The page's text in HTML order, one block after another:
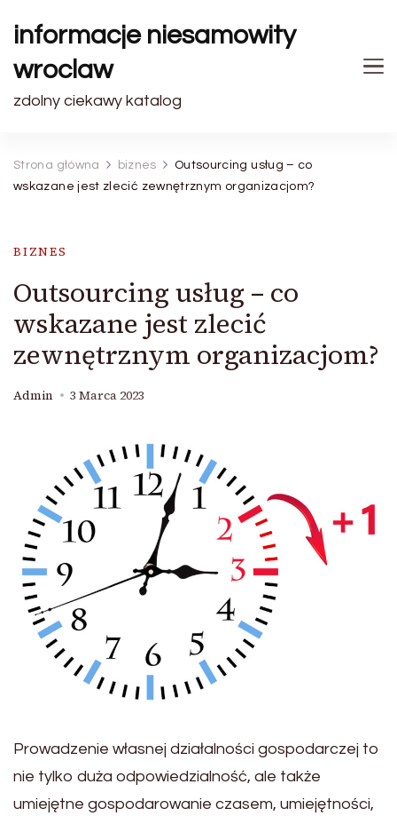
informacje niesamowity
wroclaw
zdolny ciekawy katalog
Strona główna biznes
Outsourcing usług – co
wskazane jest zlecić zewnętrznym organizacjom?
BIZNES
Outsourcing usług – co
wskazane jest zlecić
zewnętrznym organizacjom?
Admin 3 Marca 2023
Prowadzenie własnej działalności gospodarczej to
nie tylko duża odpowiedzialność, ale także
umiejętne gospodarowanie czasem, umiejętności,